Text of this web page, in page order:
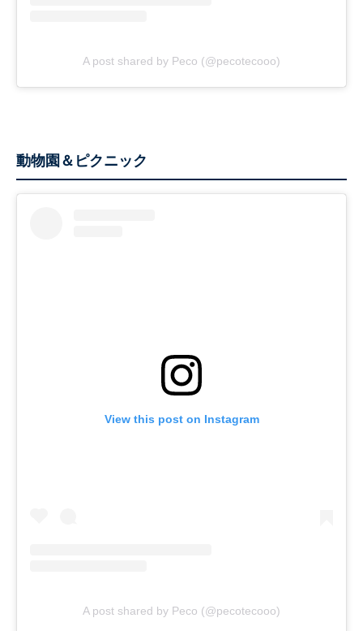
A post shared by Peco (@pecotecooo)
動物園＆ピクニック
View this post on Instagram
A post shared by Peco (@pecotecooo)